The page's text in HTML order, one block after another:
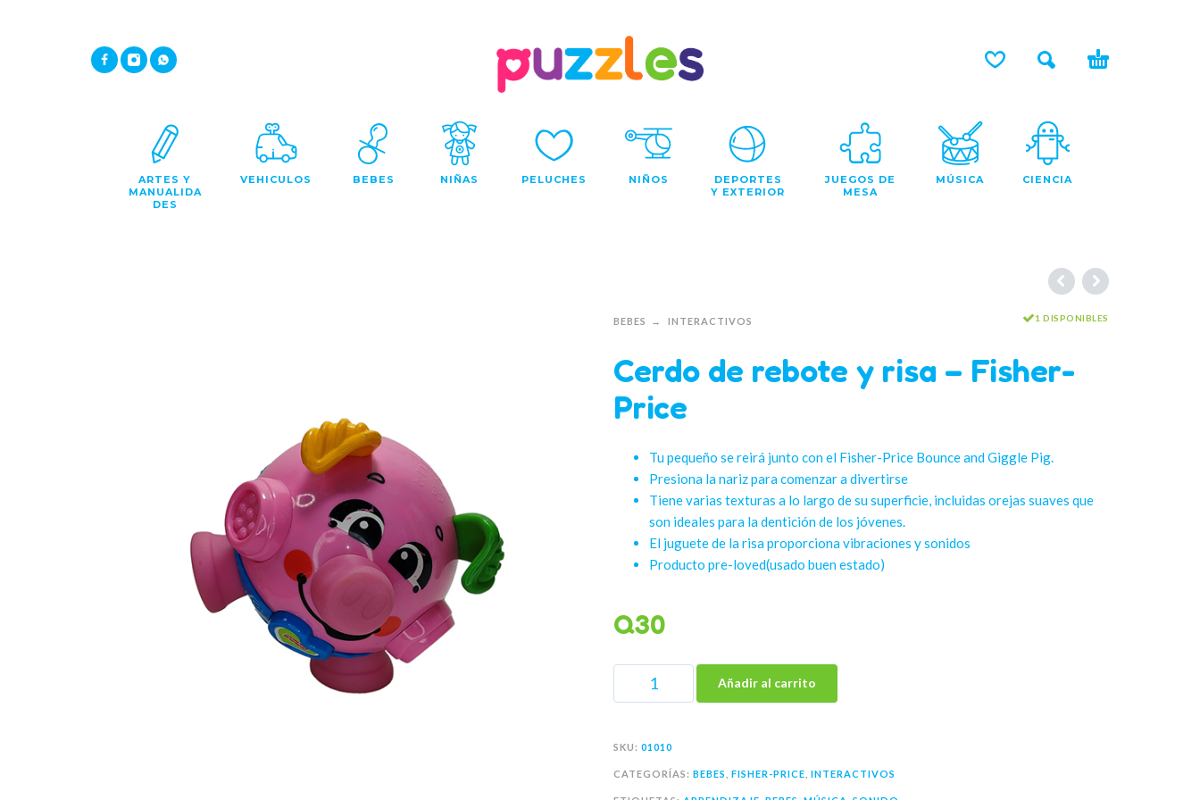
ARTES Y
MANUALIDA
DES
VEHICULOS BEBES NIÑAS PELUCHES NIÑOS
DEPORTES
Y EXTERIOR
JUEGOS DE
MESA
MÚSICA CIENCIA
BEBES INTERACTIVOS 1 DISPONIBLES
Cerdo de rebote y risa – Fisher-
Price
Tu pequeño se reirá junto con el Fisher-Price Bounce and Giggle Pig.
Presiona la nariz para comenzar a divertirse
Tiene varias texturas a lo largo de su superficie, incluidas orejas suaves que
son ideales para la dentición de los jóvenes.
El juguete de la risa proporciona vibraciones y sonidos
Producto pre-loved(usado buen estado)
Q30
Añadir al carrito
SKU: 01010
CATEGORÍAS: BEBES FISHER-PRICE INTERACTIVOS